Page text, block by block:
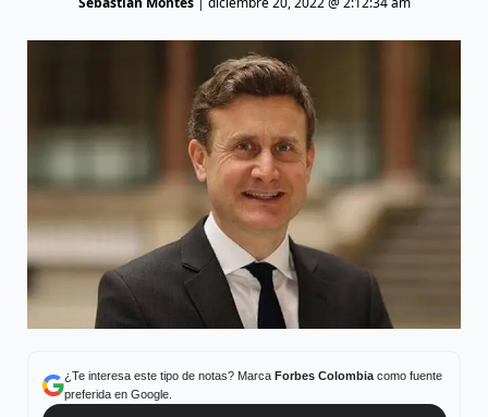
¿Te interesa este tipo de notas? Marca Forbes Colombiacomo fuente
preferida en Google.